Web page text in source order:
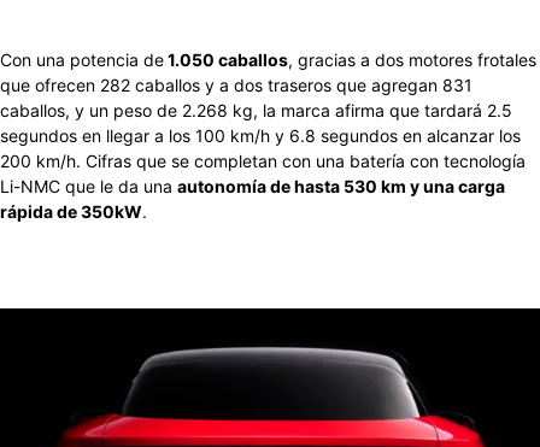
Con una potencia de1.050 caballos, gracias a dos motores frotales
que ofrecen 282 caballos y a dos traseros que agregan 831
caballos, y un peso de 2.268 kg, la marca afirma que tardará 2.5
segundos en llegar a los 100 km/h y 6.8 segundos en alcanzar los
200 km/h. Cifras que se completan con una batería con tecnología
Li-NMC que le da una autonomía de hasta 530 km y una carga
rápida de 350kW.